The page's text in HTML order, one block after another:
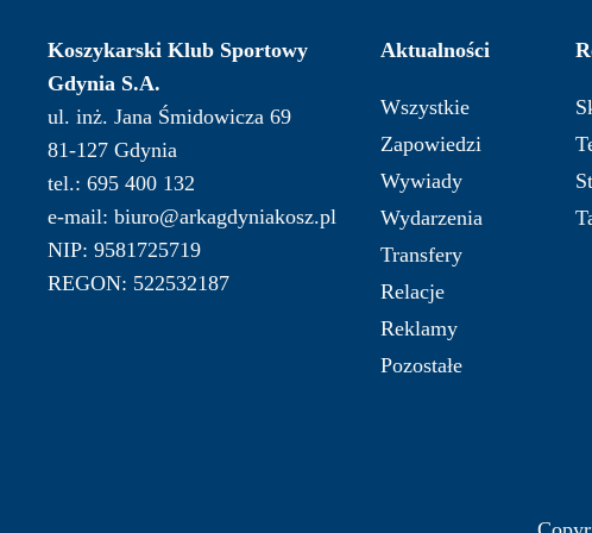
Koszykarski Klub Sportowy
Gdynia S.A.
ul. inż. Jana Śmidowicza 69
81-127 Gdynia
tel.: 695 400 132
e-mail: biuro@arkagdyniakosz.pl
NIP: 9581725719
REGON: 522532187
Aktualności
Wszystkie
Zapowiedzi
Wywiady
Wydarzenia
Transfery
Relacje
Reklamy
Pozostałe